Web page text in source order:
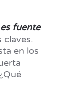
fuente
claves.
en los